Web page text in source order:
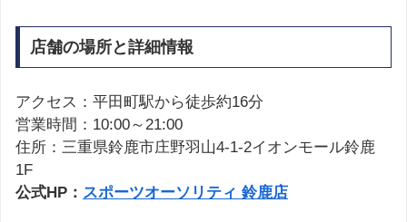
店舗の場所と詳細情報
アクセス：平田町駅から徒歩約16分
営業時間：10:00～21:00
住所：三重県鈴鹿市庄野羽山4-1-2イオンモール鈴鹿
1F
公式HP： スポーツオーソリティ 鈴鹿店